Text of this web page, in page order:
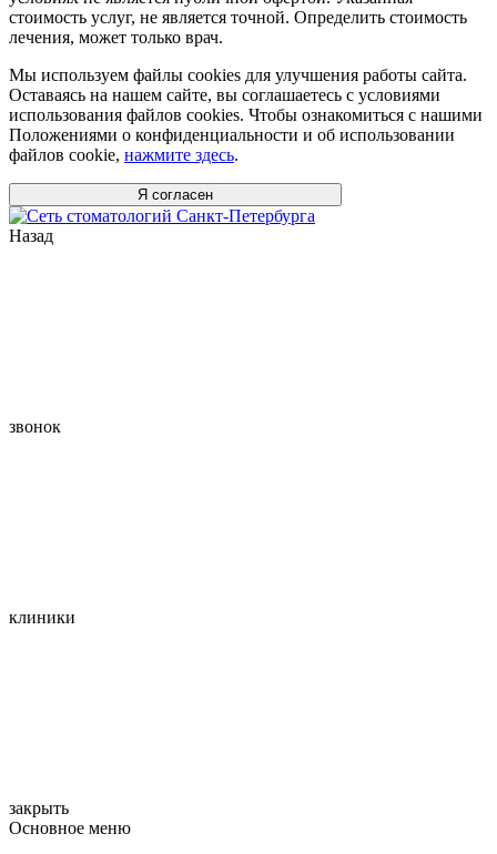
стоимость услуг, не является точной. Определить стоимость
лечения, может только врач.
Мы используем файлы cookies для улучшения работы сайта.
Оставаясь на нашем сайте, вы соглашаетесь с условиями
использования файлов cookies. Чтобы ознакомиться с нашими
Положениями о конфиденциальности и об использовании
файлов cookie, нажмите здесь.
Я согласен
Назад
звонок
клиники
закрыть
Основное меню